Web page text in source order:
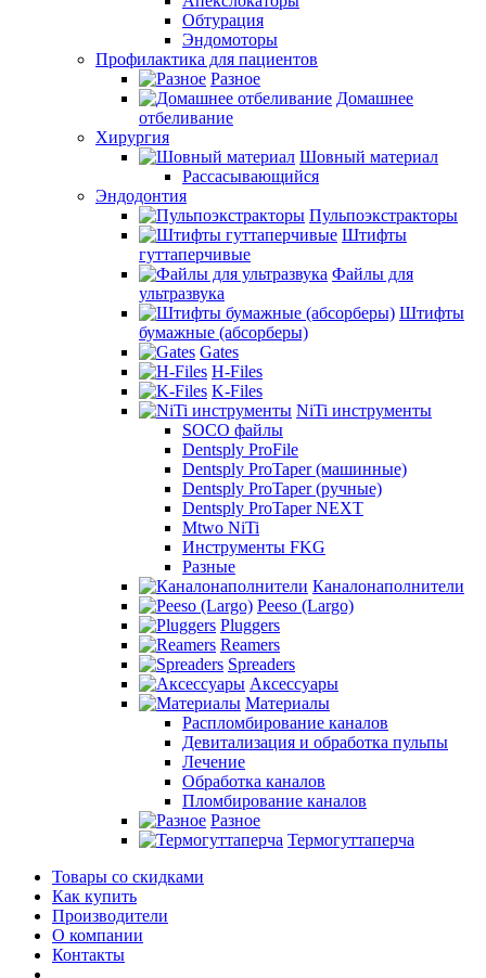
Обтурация
Эндомоторы
Профилактика для пациентов
Разное
Домашнее
отбеливание
Хирургия
Шовный материал
Рассасывающийся
Эндодонтия
Пульпоэкстракторы
Штифты
гуттаперчивые
Файлы для
ультразвука
Штифты
бумажные (абсорберы)
Gates
H-Files
K-Files
NiTi инструменты
SOCO файлы
Dentsply ProFile
Dentsply ProTaper (машинные)
Dentsply ProTaper (ручные)
Dentsply ProTaper NEXT
Mtwo NiTi
Инструменты FKG
Разные
Каналонаполнители
Peeso (Largo)
Pluggers
Reamers
Spreaders
Аксессуары
Материалы
Распломбирование каналов
Девитализация и обработка пульпы
Лечение
Обработка каналов
Пломбирование каналов
Разное
Термогуттаперча
Товары со скидками
Как купить
Производители
О компании
Контакты